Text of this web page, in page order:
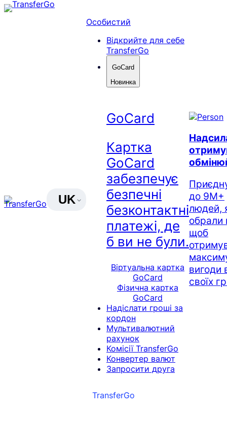
Перейти
UK
Особистий
Відкрийте для себе
TransferGo
GoCard
Новинка
GoCard
Картка
GoCard
забезпечує
безпечні
безконтактні
платежі, де
б ви не були.
Віртуальна картка
GoCard
Фізична картка
GoCard
Надіслати гроші за
кордон
Мультивалютний
рахунок
Комісії TransferGo
Конвертер валют
Запросити друга
до 9M+
людей,
обрали
щоб
вигоди
своїх
TransferGo